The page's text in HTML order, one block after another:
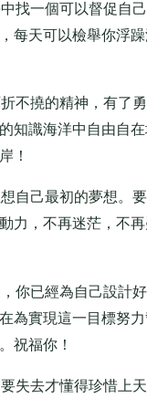
一個可以督促自己
每天可以檢舉你浮
撓的精神，有了勇
知識海洋中自由自
！
己最初的夢想。要
力，不再迷茫，不
已經為自己設計好
為實現這一目標努
祝福你！
去才懂得珍惜上天